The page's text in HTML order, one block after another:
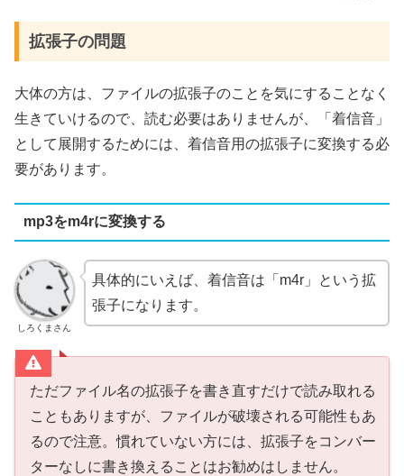
拡張子の問題
大体の方は、ファイルの拡張子のことを気にすることなく
生きていけるので、読む必要はありませんが、「着信音」
として展開するためには、着信音用の拡張子に変換する必
要があります。
mp3をm4rに変換する
しろくまさん
具体的にいえば、着信音は「m4r」という拡
張子になります。
ただファイル名の拡張子を書き直すだけで読み取れる
こともありますが、ファイルが破壊される可能性もあ
るので注意。慣れていない方には、拡張子をコンバー
ターなしに書き換えることはお勧めはしません。